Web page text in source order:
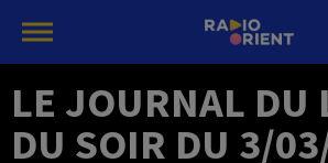
LE JOURNAL DU
DU SOIR DU 3/